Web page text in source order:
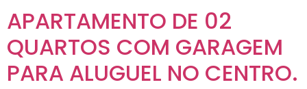
APARTAMENTO DE 02
QUARTOS COM GARAGEM
PARA ALUGUEL NO CENTRO.